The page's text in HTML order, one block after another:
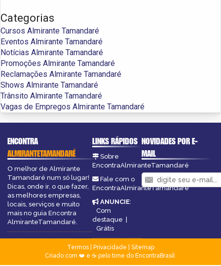
Categorias
Cursos Almirante Tamandaré
Eventos Almirante Tamandaré
Notícias Almirante Tamandaré
Promoções Almirante Tamandaré
Reclamações Almirante Tamandaré
Shows Almirante Tamandaré
Trânsito Almirante Tamandaré
Vagas de Empregos Almirante Tamandaré
ENCONTRA
ALMIRANTETAMANDARÉ
O melhor de Almirante
Tamandaré num só lugar!
Dicas, onde ir, o que fazer,
as melhores empresas,
locais, serviços e muito
mais no guia Encontra
AlmiranteTamandaré.
LINKS RÁPIDOS
Sobre
EncontraAlmiranteTamandaré
Fale com o
EncontraAlmiranteTamandaré
ANUNCIE:
Com
destaque |
Grátis
NOVIDADES POR E-
MAIL
Termos| Privacidade
Sitemap
Criado com ❤️ e ☕ pelo time do EncontraBrasil